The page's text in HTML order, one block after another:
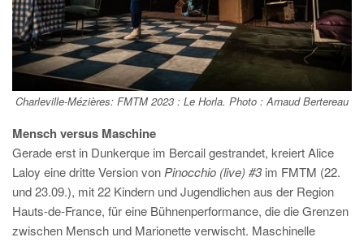
Charleville-Mézières: FMTM 2023 : Le Horla. Photo : Arnaud Bertereau
Mensch versus Maschine
Gerade erst in Dunkerque im Bercail gestrandet, kreiert Alice
Laloy eine dritte Version von Pinocchio (live) #3im FMTM (22.
und 23.09.), mit 22 Kindern und Jugendlichen aus der Region
Hauts-de-France, für eine Bühnenperformance, die die Grenzen
zwischen Mensch und Marionette verwischt. Maschinelle